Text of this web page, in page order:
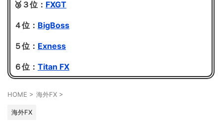
🥉３位： FXGT
４位： BigBoss
５位： Exness
６位： Titan FX
HOME > 海外FX >
海外FX